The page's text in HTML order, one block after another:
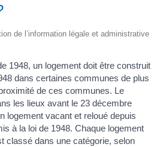
de l’information légale et administrative
1948, un logement doit être construit
dans certaines communes de plus
de ces communes. Le
les lieux avant le 23 décembre
logement vacant et reloué depuis
à la loi de 1948. Chaque logement
classé dans une catégorie, selon